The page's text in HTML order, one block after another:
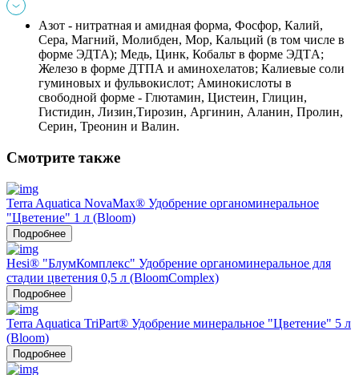
Азот - нитратная и амидная форма, Фосфор, Калий,
Сера, Магний, Молибден, Мор, Кальций (в том числе в
форме ЭДТА); Медь, Цинк, Кобальт в форме ЭДТA;
Железо в форме ДТПА и аминохелатов; Калиевые соли
гуминовых и фульвокислот; Аминокислоты в
свободной форме - Глютамин, Цистеин, Глицин,
Гистидин, Лизин,Тирозин, Аргинин, Аланин, Пролин,
Серин, Треонин и Валин.
Смотрите также
Terra Aquatica NovaMax® Удобрение органоминеральное
"Цветение" 1 л (Bloom)
Подробнее
Hesi® "БлумКомплекс" Удобрение органоминеральное для
стадии цветения 0,5 л (BloomComplex)
Подробнее
Terra Aquatica TriPart® Удобрение минеральное "Цветение" 5 л
(Bloom)
Подробнее